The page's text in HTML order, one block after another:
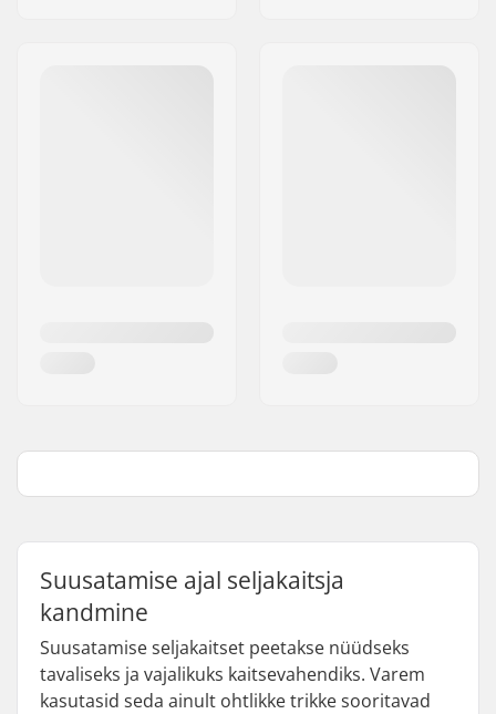
Suusatamise ajal seljakaitsja
kandmine
Suusatamise seljakaitset peetakse nüüdseks
tavaliseks ja vajalikuks kaitsevahendiks. Varem
kasutasid seda ainult ohtlikke trikke sooritavad